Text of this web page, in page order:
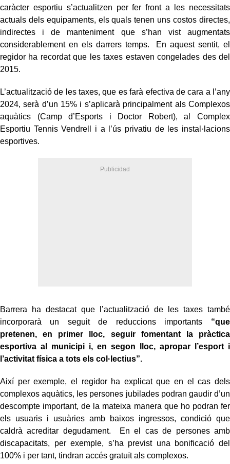
caràcter esportiu s’actualitzen per fer front a les necessitats
actuals dels equipaments, els quals tenen uns costos directes,
indirectes i de manteniment que s’han vist augmentats
considerablement en els darrers temps. En aquest sentit, el
regidor ha recordat que les taxes estaven congelades des del
2015.
L’actualització de les taxes, que es farà efectiva de cara a l’any
2024, serà d’un 15% i s’aplicarà principalment als Complexos
aquàtics (Camp d’Esports i Doctor Robert), al Complex
Esportiu Tennis Vendrell i a l’ús privatiu de les instal·lacions
esportives.
Barrera ha destacat que l’actualització de les taxes també
incorporarà un seguit de reduccions importants “que
pretenen, en primer lloc, seguir fomentant la pràctica
esportiva al municipi i, en segon lloc, apropar l’esport i
l’activitat física a tots els col·lectius”.
Així per exemple, el regidor ha explicat que en el cas dels
complexos aquàtics, les persones jubilades podran gaudir d’un
descompte important, de la mateixa manera que ho podran fer
els usuaris i usuàries amb baixos ingressos, condició que
caldrà acreditar degudament. En el cas de persones amb
discapacitats, per exemple, s’ha previst una bonificació del
100% i per tant, tindran accés gratuït als complexos.